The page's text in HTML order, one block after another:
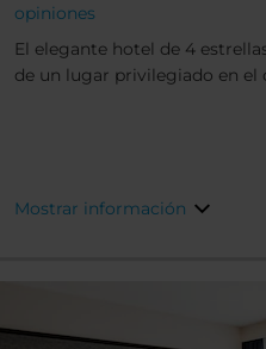
opiniones
El elegante hotel de 4
de un lugar privilegiado en el
Mostrar información